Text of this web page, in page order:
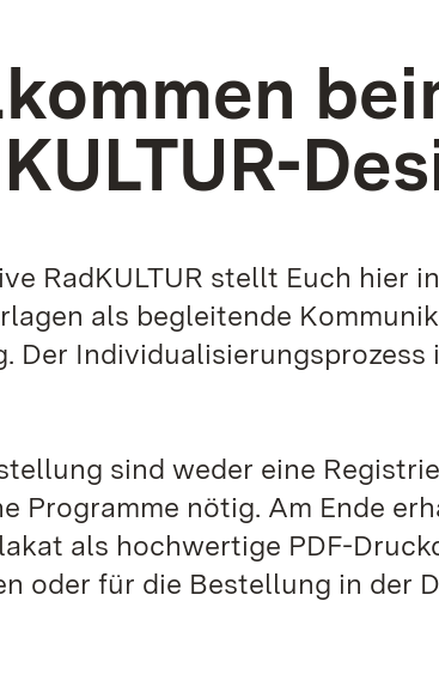
RadKULTUR stellt Euch hier
als begleitende
Der
sind weder eine
Programme nötig. Am Ende
als hochwertige PDF-
oder für die Bestellung in der